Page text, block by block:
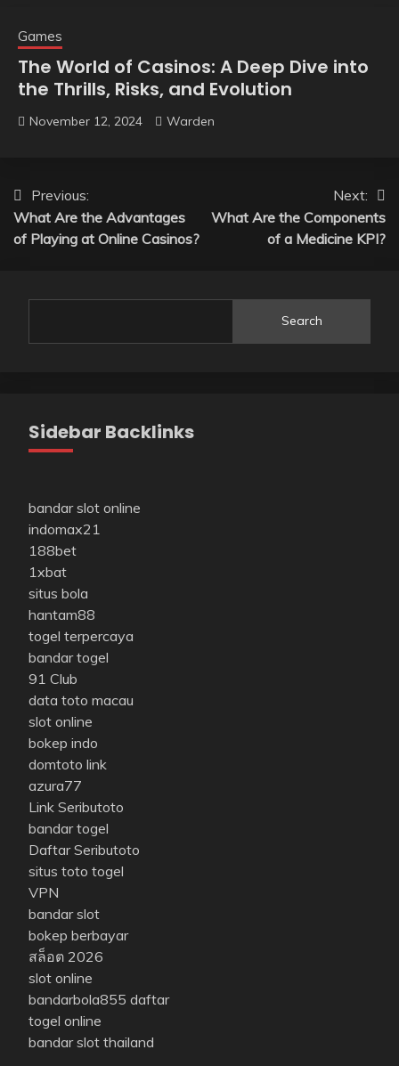
Games
The World of Casinos: A Deep Dive into
the Thrills, Risks, and Evolution
November 12, 2024 Warden
Post
navigation
Previous:
What Are the Advantages
of Playing at Online Casinos?
Next:
What Are the Components
of a Medicine KPI?
Search
Sidebar Backlinks
bandar slot online
indomax21
188bet
1xbat
situs bola
hantam88
togel terpercaya
bandar togel
91 Club
data toto macau
slot online
bokep indo
domtoto link
azura77
Link Seributoto
bandar togel
Daftar Seributoto
situs toto togel
VPN
bandar slot
bokep berbayar
สล็อต 2026
slot online
bandarbola855 daftar
togel online
bandar slot thailand